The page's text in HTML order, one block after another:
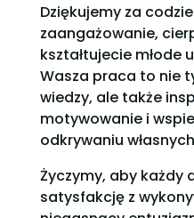
Dziękujemy za
zaangażowanie,
kształtujecie młode
Wasza praca to nie
wiedzy, ale także
motywowanie i
odkrywaniu
Życzymy, aby każdy
satysfakcję z